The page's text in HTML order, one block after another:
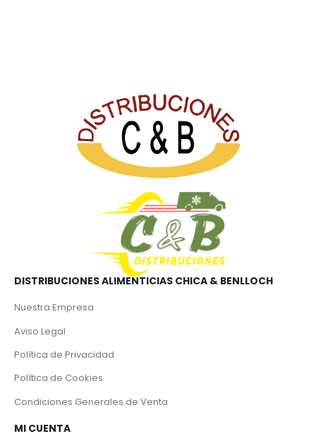
DISTRIBUCIONES ALIMENTICIAS CHICA & BENLLOCH
Nuestra Empresa
Aviso Legal
Política de Privacidad
Política de Cookies
Condiciones Generales de Venta
MI CUENTA